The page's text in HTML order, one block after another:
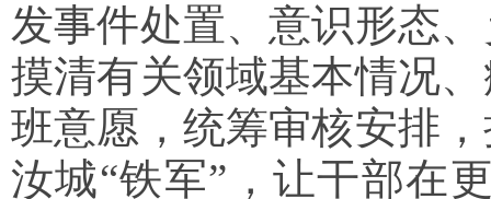
发事件处置、意识形态
摸清有关领域基本情况
班意愿，统筹审核安排
汝城“铁军”，让干部在